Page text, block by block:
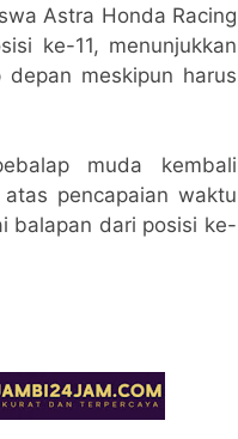
Astra Honda Racing
ke-11, menunjukkan
meskipun harus
muda kembali
pencapaian waktu
balapan dari posisi ke-